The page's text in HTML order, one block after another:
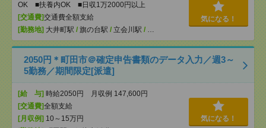
OK ■扶養内OK ■日収1万2000円以上
[交通費]交通費全額支給
[勤務地] 大井町駅 / 旗の台駅 / 立会川駅 / …
気になる！
2050円＊町田市＠確定申告書類のデータ入力／週3～
5勤務／期間限定[派遣]
[給 与] 時給2050円 月収例 147,600円
[交通費]全額支給
[月収例] 10～15万円
気になる！